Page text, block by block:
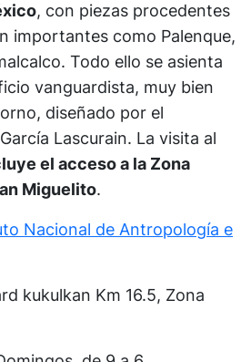
, con piezas procedentes
importantes como Palenque,
Todo ello se asienta
vanguardista, muy bien
diseñado por el
Lascurain. La visita al
el acceso a la Zona
Miguelito.
Nacional de Antropología e
kukulkan Km 16.5, Zona